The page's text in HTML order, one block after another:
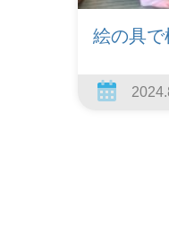
絵の具で